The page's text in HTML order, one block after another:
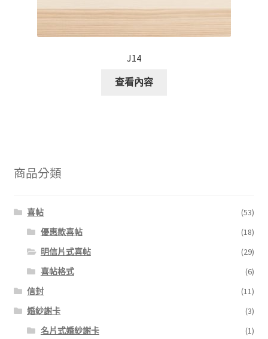
J14
查看內容
商品分類
喜帖
(53)
優惠款喜帖
(18)
明信片式喜帖
(29)
喜帖格式
(6)
信封
(11)
婚紗謝卡
(3)
名片式婚紗謝卡
(1)